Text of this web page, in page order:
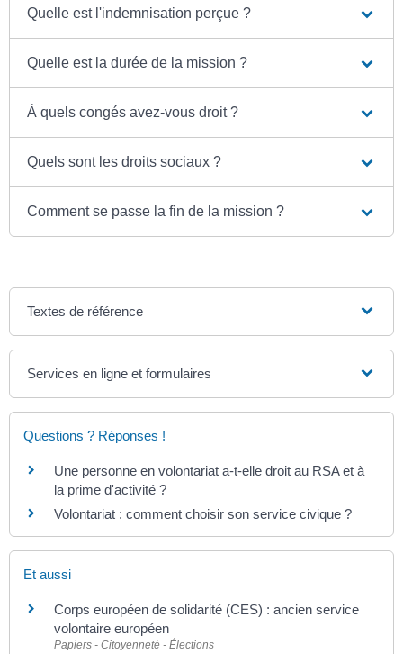
Quelle est l'indemnisation perçue ?
Quelle est la durée de la mission ?
À quels congés avez-vous droit ?
Quels sont les droits sociaux ?
Comment se passe la fin de la mission ?
Textes de référence
Services en ligne et formulaires
Questions ? Réponses !
Une personne en volontariat a-t-elle droit au RSA et à
la prime d'activité ?
Volontariat : comment choisir son service civique ?
Et aussi
Corps européen de solidarité (CES) : ancien service
volontaire européen
Papiers - Citoyenneté - Élections